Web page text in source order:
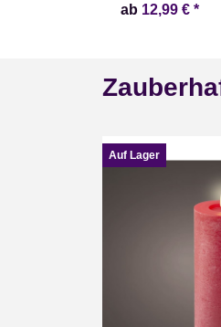
ab 12,99 € *
Auf Lager